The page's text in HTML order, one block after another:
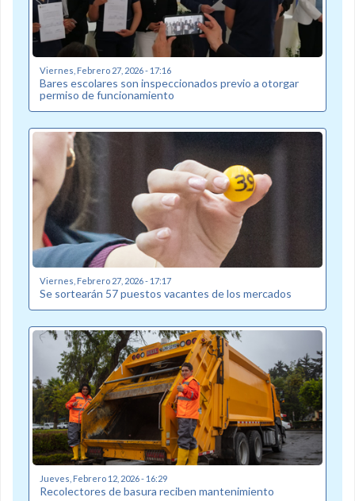
Viernes, Febrero 27, 2026 - 17:16
Bares escolares son inspeccionados previo a otorgar
permiso de funcionamiento
Viernes, Febrero 27, 2026 - 17:17
Se sortearán 57 puestos vacantes de los mercados
Jueves, Febrero 12, 2026 - 16:29
Recolectores de basura reciben mantenimiento